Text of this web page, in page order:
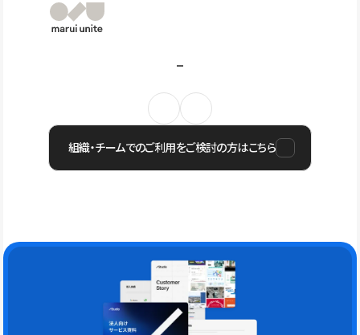
組織・チームでのご利用をご検討の方はこちら